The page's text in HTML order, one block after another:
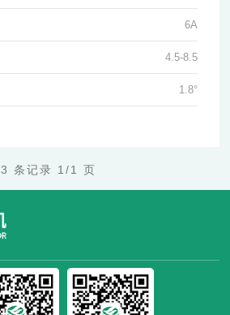
6A
4.5-8.5
1.8°
3 条记录 1/1 页